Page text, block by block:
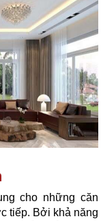
cho những căn
tiếp. Bởi khả năng